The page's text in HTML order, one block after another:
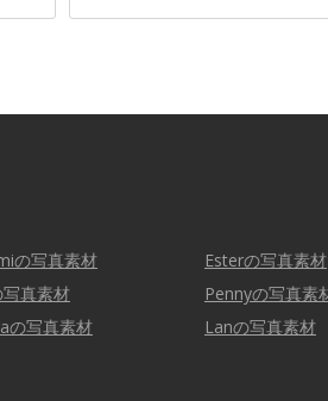
の写真素材
Esterの写真素材
写真素材
Pennyの写真素
の写真素材 Lanの写真素材